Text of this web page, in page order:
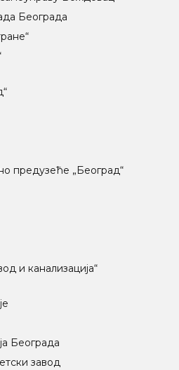
Београда
предузеће „Београд“
и канализација“
Београда
завод